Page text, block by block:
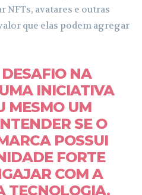
avatares e outras
que elas podem agregar
NA
INICIATIVA
MESMO UM
SE O
POSSUI
FORTE
COM A
TECNOLOGIA.